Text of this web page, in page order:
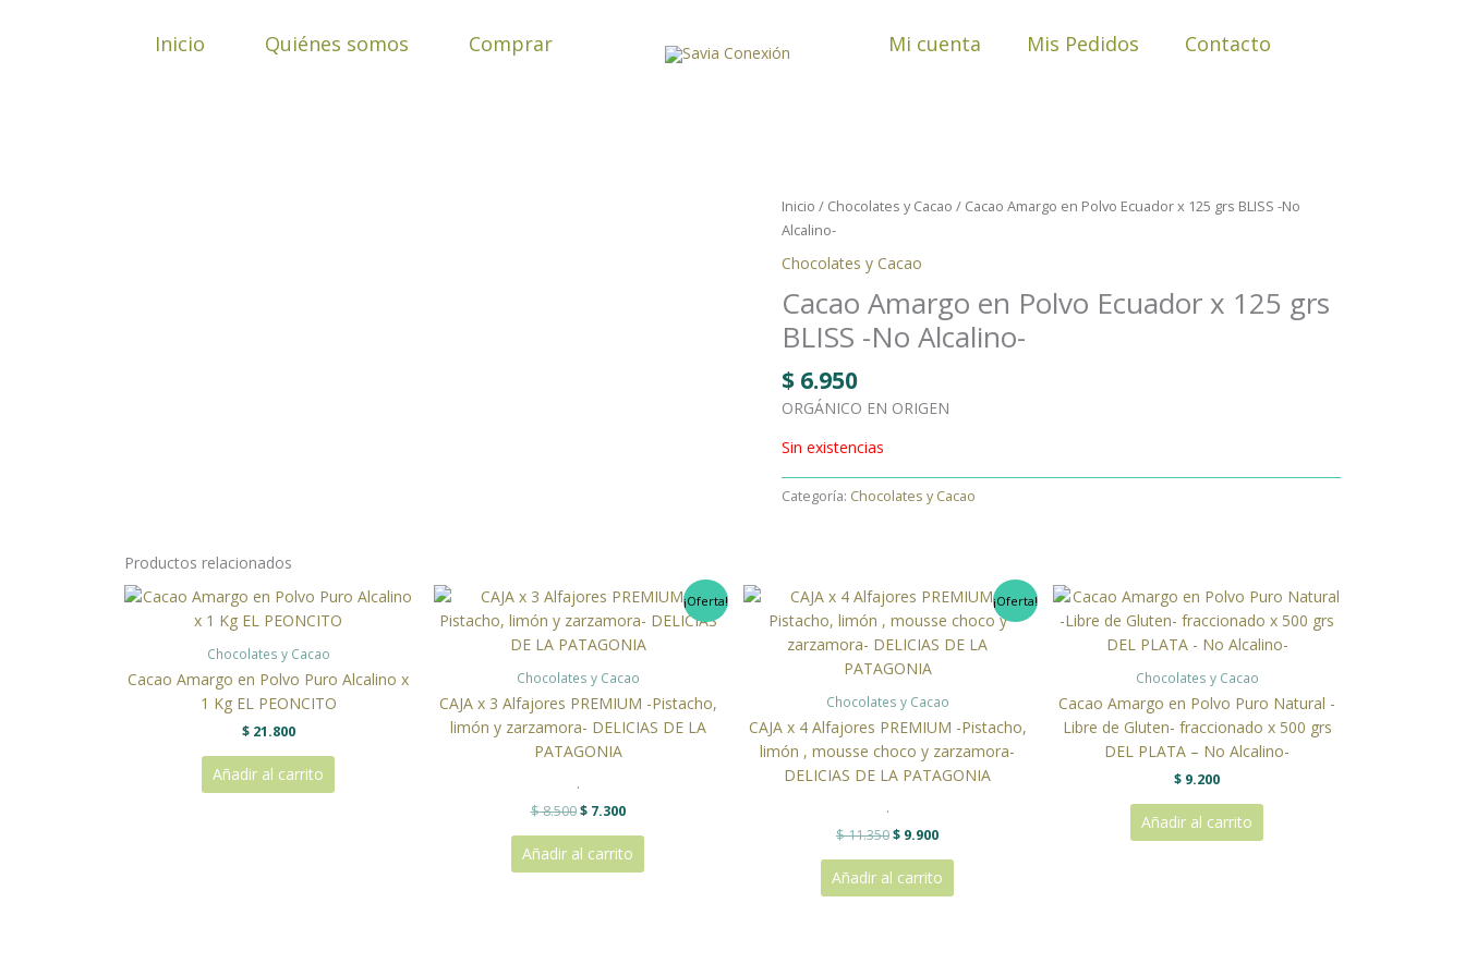
Inicio Quiénes somos Comprar Mi cuenta Mis Pedidos Contacto
Inicio / Chocolates y Cacao / Cacao Amargo en Polvo Ecuador x 125 grs BLISS -No
Alcalino-
Chocolates y Cacao
Cacao Amargo en Polvo Ecuador x 125 grs
BLISS -No Alcalino-
$6.950
ORGÁNICO EN ORIGEN
Sin existencias
Categoría: Chocolates y Cacao
Productos relacionados
Chocolates y Cacao
Cacao Amargo en Polvo Puro Alcalino x
1 Kg EL PEONCITO
$21.800
Añadir al carrito
¡Oferta!
Chocolates y Cacao
CAJA x 3 Alfajores PREMIUM -Pistacho,
limón y zarzamora- DELICIAS DE LA
PATAGONIA
.
$8.500
El
original
era:
$7.300
El
actual
es:
Añadir al carrito
¡Oferta!
Chocolates y Cacao
CAJA x 4 Alfajores PREMIUM -Pistacho,
limón , mousse choco y zarzamora-
DELICIAS DE LA PATAGONIA
.
$11.350
El
original
era:
$ 11.350.
$ 9.900
El
actual
es:
Añadir al carrito
Chocolates y Cacao
Cacao Amargo en Polvo Puro Natural -
Libre de Gluten- fraccionado x 500 grs
DEL PLATA – No Alcalino-
$ 9.200
Añadir al carrito